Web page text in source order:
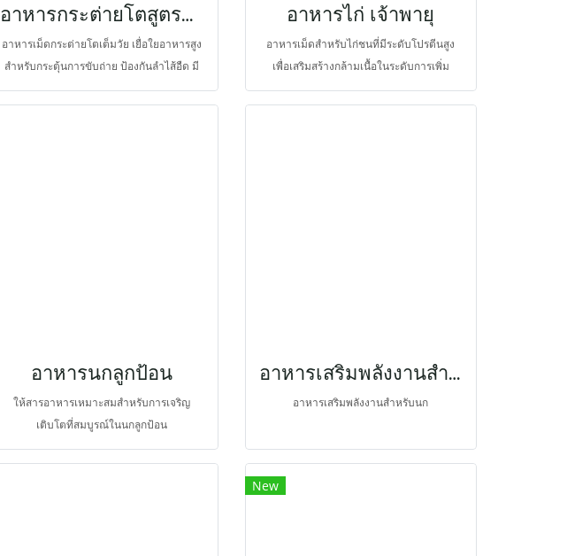
ประกอบไปด้วยสารต้านอนุมูลอิสระ รักษา
สมดุลการอักเสบและภูมิคุ้มกันในร่างกาย มี
ยีสต์ชนิด Saccharomyces cerevisiae และ
Lactobacillus ร่วมกับ Bacillus ช่วยสมดุลใน
อาหารกระต่ายโตสูตรบำบัดโรค
อาหารเม็ดกระต่ายโตเต็มวัย เยื่อใยอาหารสูง
สำหรับกระตุ้นการขับถ่าย ป้องกันลำไส้อืด มี
พลังงานเพียงพอ เสริมจุลชีพที่เป็นประโยชน์ 7
ชนิด เพื่อช่วยป้องกันการอักเสบของทางเดิน
อาหารไก่ เจ้าพายุ
อาหารเม็ดสำหรับไก่ชนที่มีระดับโปรตีนสูง
เพื่อเสริมสร้างกล้ามเนื้อในระดับการเพิ่ม
จำนวนเซลล์ในช่วงวัยเยาว์ ขนาดและ
สมรรถนะของกล้ามเนื้อในตัวโตเต็มวัย และ
อาหารนกลูกป้อน
ให้สารอาหารเหมาะสมสำหรับการเจริญ
เติบโตที่สมบูรณ์ในนกลูกป้อน
อาหารเสริมพลังงานสำหรับนก
อาหารเสริมพลังงานสำหรับนก
New